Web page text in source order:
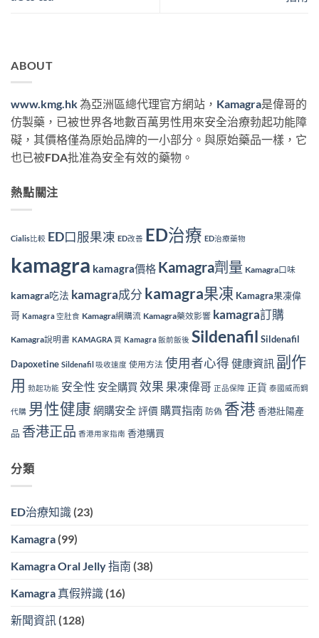
ABOUT
www.kmg.hk為亞洲區總代理官方網站， Kamagra是偉哥的
仿製藥，已被世界各地數百萬男性用來安全治療勃起功能障
礙，其價格僅為原始品牌的一小部分。與原始藥品一樣，它
也已被FDA批准為安全有效的藥物。
熱點關注
Cialis比較 ED口服果凍 ED改善 ED治療 ED治療藥物
kamagra kamagra價格 Kamagra劑量 Kamagra口味
kamagra吃法 kamagra成分 kamagra果凍 Kamagra果凍偉
哥 Kamagra 空肚食 Kamagra網購流 Kamagra藥效影響 kamagra訂購
Kamagra說明書 KAMAGRA 買 Kamagra 飯前飯後 Sildenafil Sildenafil
Dapoxetine Sildenafil 吸收速度 使用方法 使用者心得 健康資訊 副作
用 勃起功能 安全性 安全購買 效果 果凍偉哥 正品保障 正貨 泰國威而鋼
代購 男性健康 網購安全評價 購買指南 防偽 香港 香港壯陽產
品 香港正品 香港用家指南 香港購買
分類
ED治療知識 (23)
Kamagra (99)
Kamagra Oral Jelly 指南 (38)
Kamagra 真假辨識 (16)
新聞資訊 (128)